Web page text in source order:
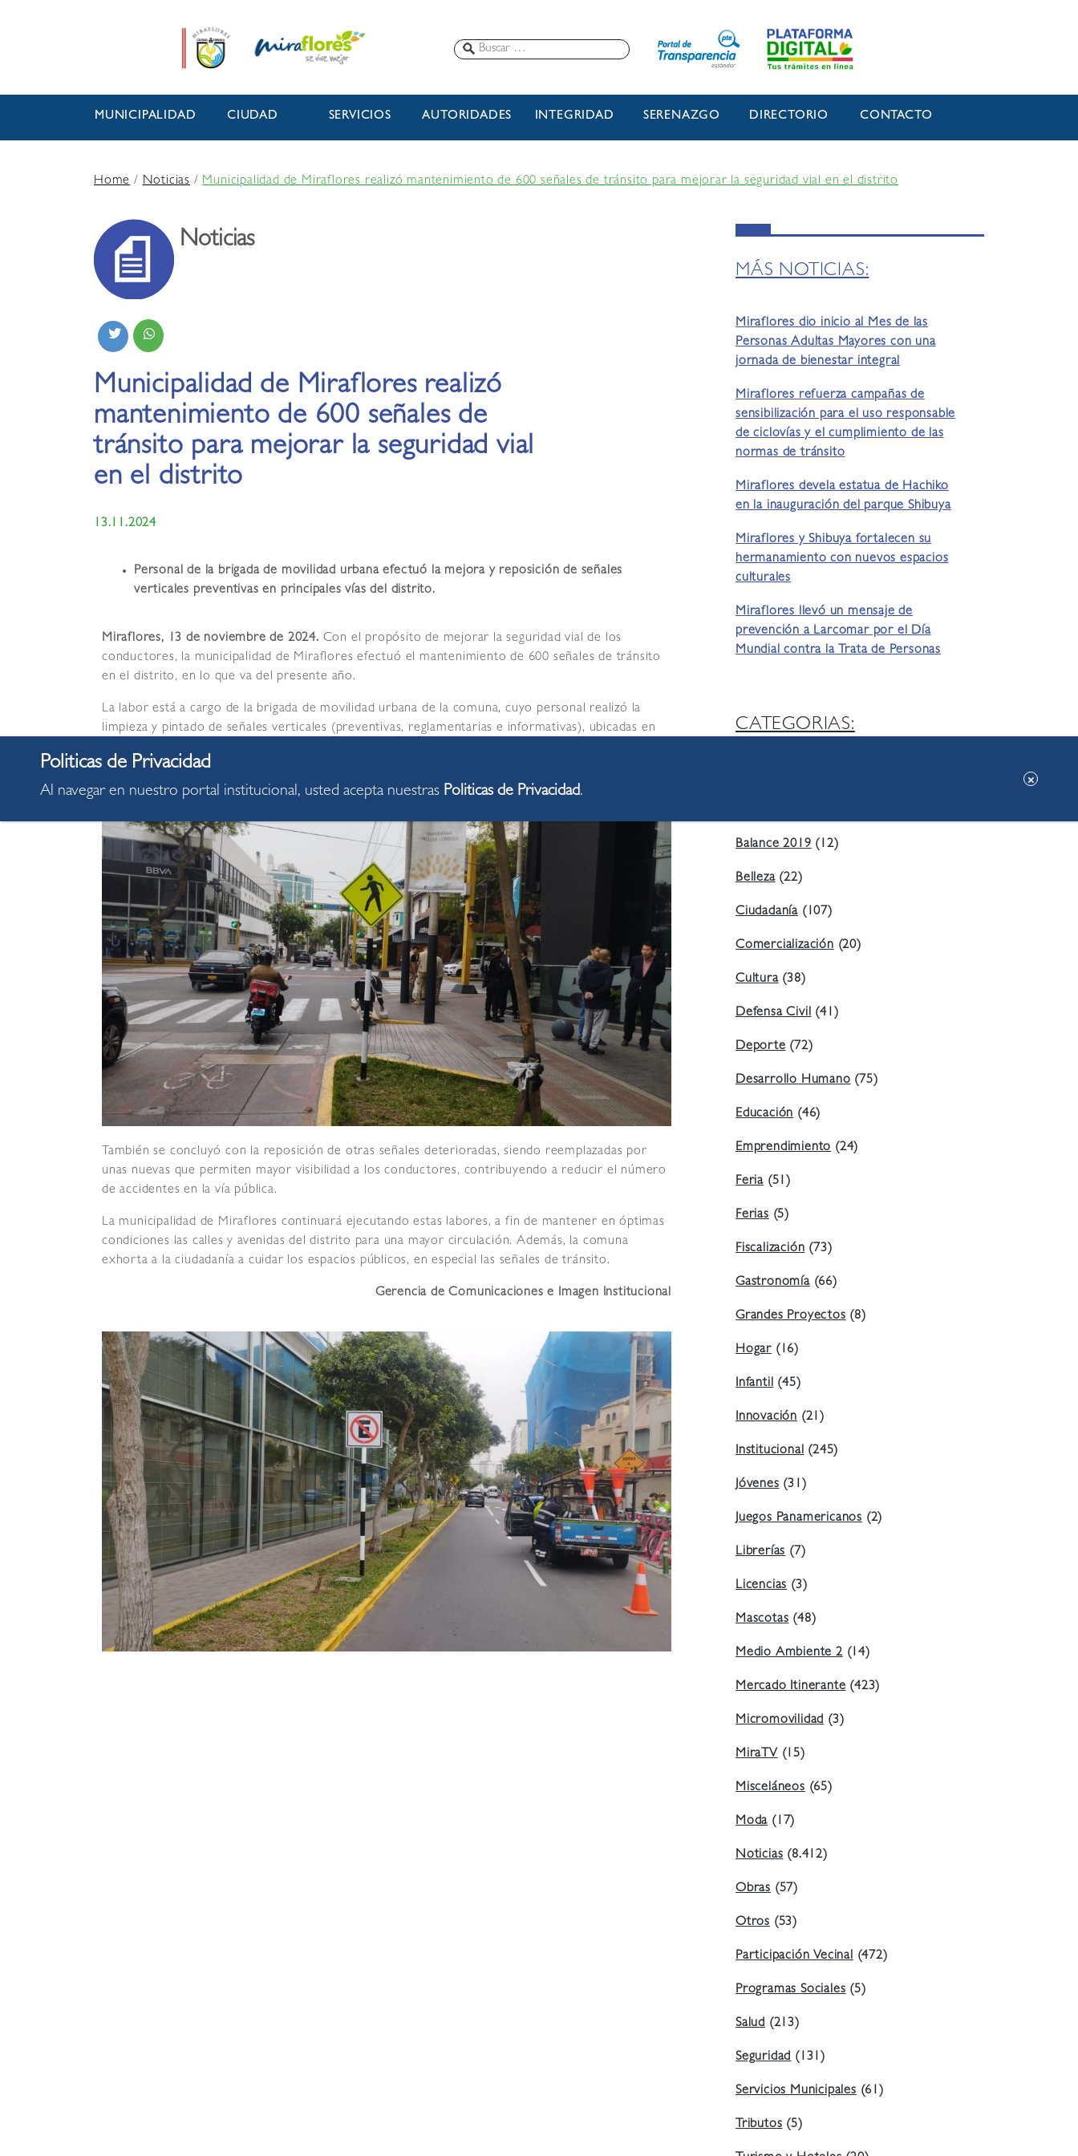
MUNICIPALIDAD CIUDAD SERVICIOS AUTORIDADES INTEGRIDAD SERENAZGO DIRECTORIO CONTACTO
Home/Noticias /Municipalidad de Miraflores realizó mantenimiento de 600 señales de tránsito para mejorar la seguridad vial en el distrito
Noticias
Municipalidad de Miraflores realizó
mantenimiento de 600 señales de
tránsito para mejorar la seguridad vial
en el distrito
13.11.2024
Personal de la brigada de movilidad urbana efectuó la mejora y reposición de señales
verticales preventivas en principales vías del distrito.
Miraflores, 13 de noviembre de 2024. Con el propósito de mejorar la seguridad vial de los
conductores, la municipalidad de Miraflores efectuó el mantenimiento de 600 señales de tránsito
en el distrito, en lo que va del presente año.
La labor está a cargo de la brigada de movilidad urbana de la comuna, cuyo personal realizó la
limpieza y pintado de señales verticales (preventivas, reglamentarias e informativas), ubicadas en
Arístides Aljovín, entre otras.
También se concluyó con la reposición de otras señales deterioradas, siendo reemplazadas por
unas nuevas que permiten mayor visibilidad a los conductores, contribuyendo a reducir el número
de accidentes en la vía pública.
La municipalidad de Miraflores continuará ejecutando estas labores, a fin de mantener en óptimas
condiciones las calles y avenidas del distrito para una mayor circulación. Además, la comuna
exhorta a la ciudadanía a cuidar los espacios públicos, en especial las señales de tránsito.
Gerencia de Comunicaciones e Imagen Institucional
MÁS NOTICIAS:
Miraflores dio inicio al Mes de las
Personas Adultas Mayores con una
jornada de bienestar integral
Miraflores refuerza campañas de
sensibilización para el uso responsable
de ciclovías y el cumplimiento de las
normas de tránsito
Miraflores devela estatua de Hachiko
en la inauguración del parque Shibuya
Miraflores y Shibuya fortalecen su
hermanamiento con nuevos espacios
culturales
Miraflores llevó un mensaje de
prevención a Larcomar por el Día
Mundial contra la Trata de Personas
CATEGORIAS:
Balance 2019(12)
Belleza(22)
Ciudadanía (107)
Comercialización(20)
Cultura(38)
Defensa Civil(41)
Deporte(72)
Desarrollo Humano(75)
Educación(46)
Emprendimiento(24)
Feria (51)
Ferias(5)
Fiscalización(73)
Gastronomía(66)
Grandes Proyectos(8)
Hogar (16)
Infantil(45)
Innovación (21)
Institucional(245)
Jóvenes(31)
Juegos Panamericanos (2)
Librerías(7)
Licencias(3)
Mascotas(48)
Medio Ambiente 2(14)
Mercado Itinerante(423)
Micromovilidad(3)
MiraTV(15)
Misceláneos(65)
Moda(17)
Noticias(8.412)
Obras (57)
Otros (53)
Participación Vecinal(472)
Programas Sociales(5)
Salud (213)
Seguridad(131)
Servicios Municipales(61)
Tributos(5)
Al navegar en nuestro portal institucional, usted acepta nuestras Politicas de Privacidad.